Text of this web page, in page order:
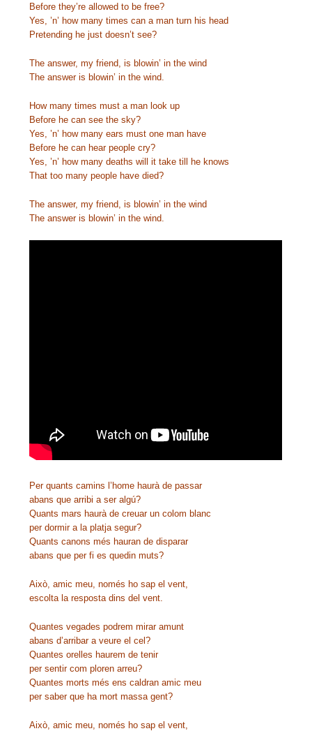
Before they’re allowed to be free?
Yes, ’n’ how many times can a man turn his head
Pretending he just doesn’t see?
The answer, my friend, is blowin’ in the wind
The answer is blowin’ in the wind.
How many times must a man look up
Before he can see the sky?
Yes, ’n’ how many ears must one man have
Before he can hear people cry?
Yes, ’n’ how many deaths will it take till he knows
That too many people have died?
The answer, my friend, is blowin’ in the wind
The answer is blowin’ in the wind.
Per quants camins l’home haurà de passar
abans que arribi a ser algú?
Quants mars haurà de creuar un colom blanc
per dormir a la platja segur?
Quants canons més hauran de disparar
abans que per fi es quedin muts?
Això, amic meu, només ho sap el vent,
escolta la resposta dins del vent.
Quantes vegades podrem mirar amunt
abans d’arribar a veure el cel?
Quantes orelles haurem de tenir
per sentir com ploren arreu?
Quantes morts més ens caldran amic meu
per saber que ha mort massa gent?
Això, amic meu, només ho sap el vent,